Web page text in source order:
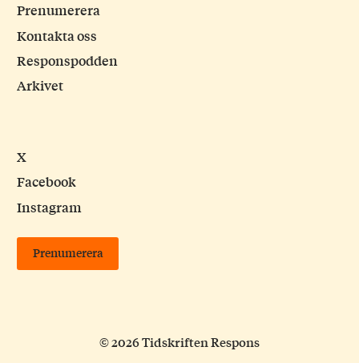
Prenumerera
Kontakta oss
Responspodden
Arkivet
X
Facebook
Instagram
Prenumerera
© 2026 Tidskriften Respons